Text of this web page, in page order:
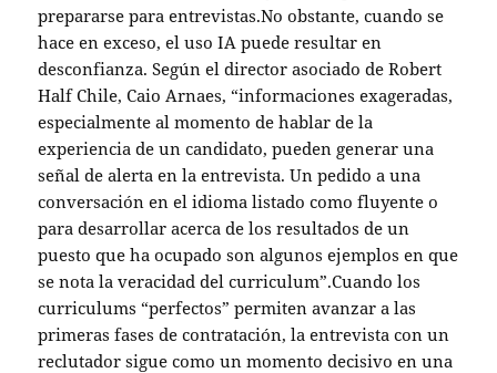
prepararse para entrevistas.No obstante, cuando se
hace en exceso, el uso IA puede resultar en
desconfianza. Según el director asociado de Robert
Half Chile, Caio Arnaes, “informaciones exageradas,
especialmente al momento de hablar de la
experiencia de un candidato, pueden generar una
señal de alerta en la entrevista. Un pedido a una
conversación en el idioma listado como fluyente o
para desarrollar acerca de los resultados de un
puesto que ha ocupado son algunos ejemplos en que
se nota la veracidad del curriculum”.Cuando los
curriculums “perfectos” permiten avanzar a las
primeras fases de contratación, la entrevista con un
reclutador sigue como un momento decisivo en una